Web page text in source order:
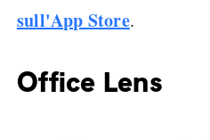
sull'App Store.
Office Lens